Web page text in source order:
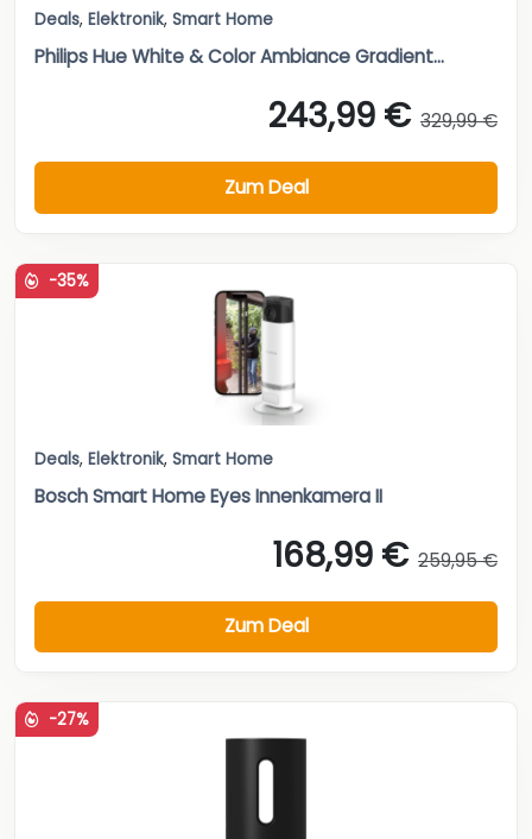
Deals, Elektronik, Smart Home
Philips Hue White & Color Ambiance Gradient...
243,99 € 329,99 €
Zum Deal
-35%
Deals, Elektronik, Smart Home
Bosch Smart Home Eyes Innenkamera II
168,99 € 259,95 €
Zum Deal
-27%